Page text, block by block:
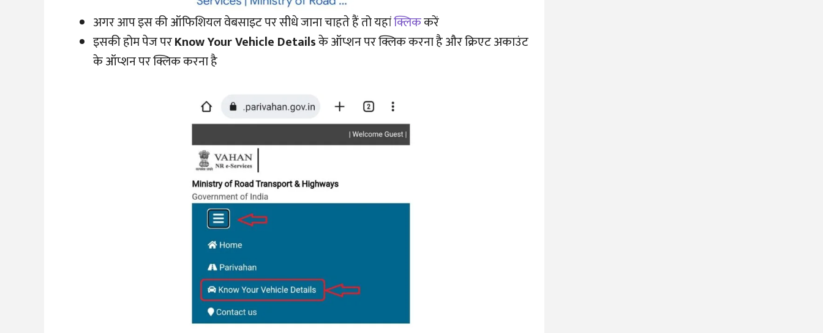
अगर आप इस की ऑफिशियल वेबसाइट पर सीधे जाना चाहते हैं तो यहांक्लिककरें
इसकी होम पेज परKnow Your Vehicle Detailsके ऑप्शन पर क्लिक करना है और क्रिएट अकाउंट
के ऑप्शन पर क्लिक करना है